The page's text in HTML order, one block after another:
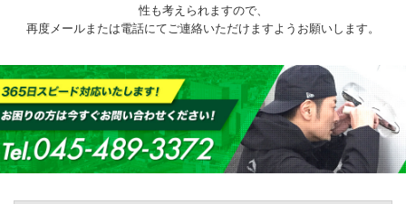
性も考えられますので、
再度メールまたは電話にてご連絡いただけますようお願いします。